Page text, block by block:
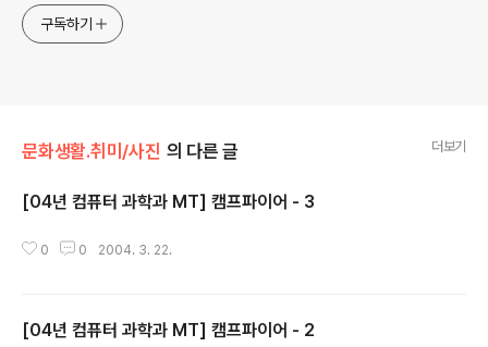
구독하기
문화생활.취미/사진 의 다른 글 더보기
[04년 컴퓨터 과학과 MT] 캠프파이어 - 3
0 0 2004. 3. 22.
[04년 컴퓨터 과학과 MT] 캠프파이어 - 2